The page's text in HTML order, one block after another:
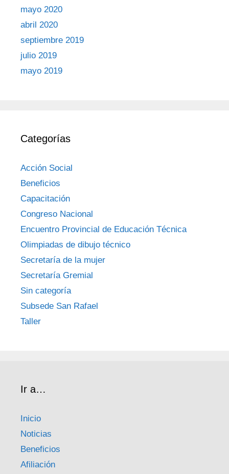
mayo 2020
abril 2020
septiembre 2019
julio 2019
mayo 2019
Categorías
Acción Social
Beneficios
Capacitación
Congreso Nacional
Encuentro Provincial de Educación Técnica
Olimpiadas de dibujo técnico
Secretaría de la mujer
Secretaría Gremial
Sin categoría
Subsede San Rafael
Taller
Ir a…
Inicio
Noticias
Beneficios
Afiliación